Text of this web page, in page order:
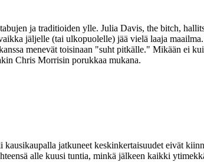
ja traditioiden ylle. Julia Davis, the bitch,
jäljelle (tai ulkopuolelle) jää vielä laaja
menevät toisinaan "suht pitkälle." Mikään ei
Chris Morrisin porukkaa mukana.
jatkuneet keskinkertaisuudet eivät
alle kuusi tuntia, minkä jälkeen kaikki